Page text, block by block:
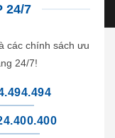
24/7
các chính sách ưu
24/7!